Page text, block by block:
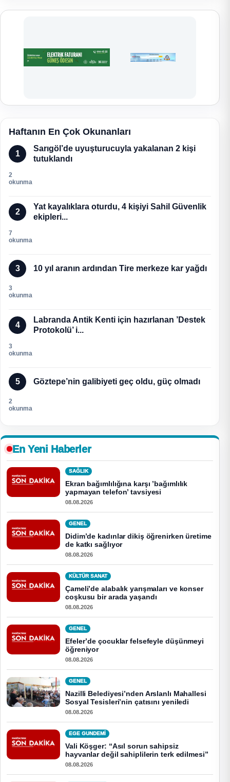
Haftanın En Çok Okunanları
1
Sarıgöl’de uyuşturucuyla yakalanan 2 kişi
tutuklandı
2
okunma
2
Yat kayalıklara oturdu, 4 kişiyi Sahil Güvenlik
ekipleri...
7
okunma
3 10 yıl aranın ardından Tire merkeze kar yağdı
3
okunma
4
Labranda Antik Kenti için hazırlanan ’Destek
Protokolü’ i...
3
okunma
5 Göztepe’nin galibiyeti geç oldu, güç olmadı
2
okunma
En Yeni Haberler
SAĞLIK
Ekran bağımlılığına karşı ’bağımlılık
yapmayan telefon’ tavsiyesi
08.08.2026
GENEL
Didim’de kadınlar dikiş öğrenirken üretime
de katkı sağlıyor
08.08.2026
KÜLTÜR SANAT
Çameli’de alabalık yarışmaları ve konser
coşkusu bir arada yaşandı
08.08.2026
GENEL
Efeler’de çocuklar felsefeyle düşünmeyi
öğreniyor
08.08.2026
GENEL
Nazilli Belediyesi’nden Arslanlı Mahallesi
Sosyal Tesisleri’nin çatısını yeniledi
08.08.2026
EGE GUNDEMİ
Vali Köşger: “Asıl sorun sahipsiz
hayvanlar değil sahiplilerin terk edilmesi”
08.08.2026